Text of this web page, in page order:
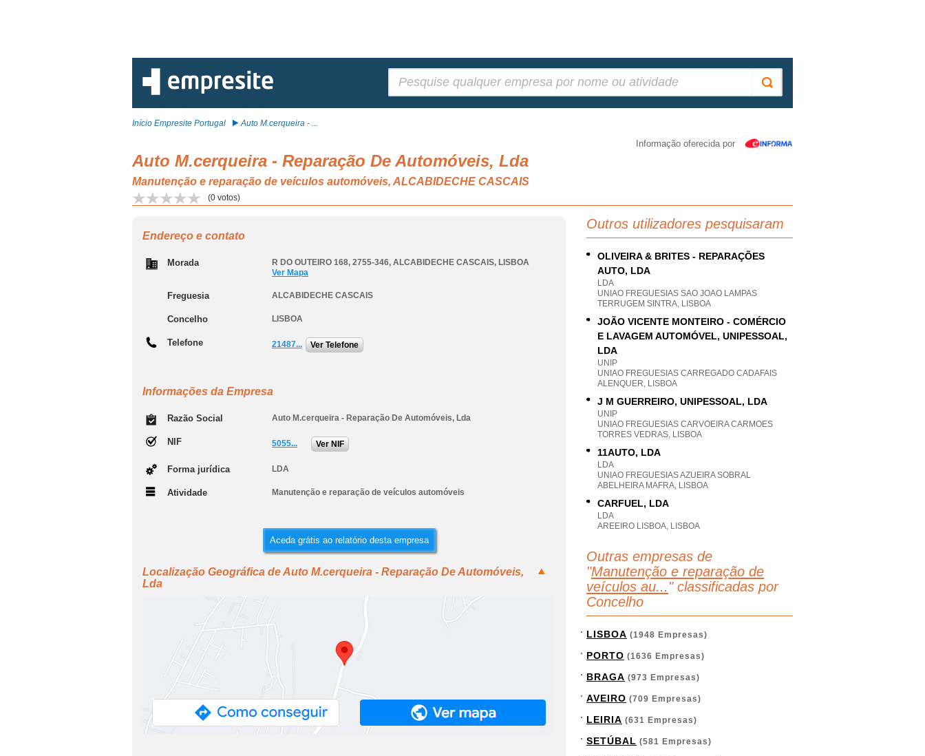
Início Empresite Portugal Auto M.cerqueira - ...
Informação oferecida por
Auto M.cerqueira - Reparação De Automóveis, Lda
Manutenção e reparação de veículos automóveis, ALCABIDECHE CASCAIS
(0 votos)
Endereço e contato
Morada R DO OUTEIRO 168, 2755-346, ALCABIDECHE CASCAIS, LISBOA
Ver Mapa
Freguesia ALCABIDECHE CASCAIS
Concelho LISBOA
Telefone 21487... Ver Telefone
Informações da Empresa
Razão Social Auto M.cerqueira - Reparação De Automóveis, Lda
NIF 5055... Ver NIF
Forma jurídica LDA
Atividade Manutenção e reparação de veículos automóveis
Aceda grátis ao relatório desta empresa
Localização Geográfica de Auto M.cerqueira - Reparação De Automóveis,
Lda
Outros utilizadores pesquisaram
OLIVEIRA & BRITES - REPARAÇÕES
AUTO, LDA
LDA
UNIAO FREGUESIAS SAO JOAO LAMPAS
TERRUGEM SINTRA, LISBOA
JOÃO VICENTE MONTEIRO - COMÉRCIO
E LAVAGEM AUTOMÓVEL, UNIPESSOAL,
LDA
UNIP
UNIAO FREGUESIAS CARREGADO CADAFAIS
ALENQUER, LISBOA
J M GUERREIRO, UNIPESSOAL, LDA
UNIP
UNIAO FREGUESIAS CARVOEIRA CARMOES
TORRES VEDRAS, LISBOA
11AUTO, LDA
LDA
UNIAO FREGUESIAS AZUEIRA SOBRAL
ABELHEIRA MAFRA, LISBOA
CARFUEL, LDA
LDA
AREEIRO LISBOA, LISBOA
Outras empresas de
"Manutenção e reparação de
veículos au... " classificadas por
Concelho
LISBOA (1948 Empresas)
PORTO (1636 Empresas)
BRAGA (973 Empresas)
AVEIRO (709 Empresas)
LEIRIA (631 Empresas)
SETÚBAL (581 Empresas)